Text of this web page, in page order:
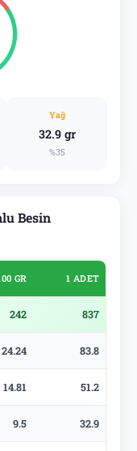
Yağ
32.9 gr
%35
Besin
GR 1 ADET
242 837
24.24 83.8
14.81 51.2
9.5 32.9